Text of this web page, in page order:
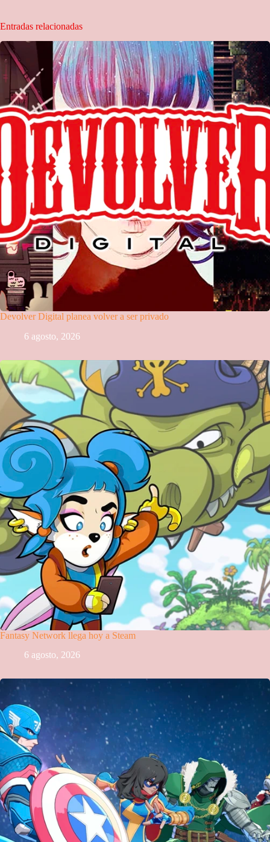
Entradas relacionadas
Devolver Digital planea volver a ser privado
6 agosto, 2026
Fantasy Network llega hoy a Steam
6 agosto, 2026